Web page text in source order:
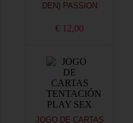
DEN) PASSION
€ 12,00
JOGO DE CARTAS